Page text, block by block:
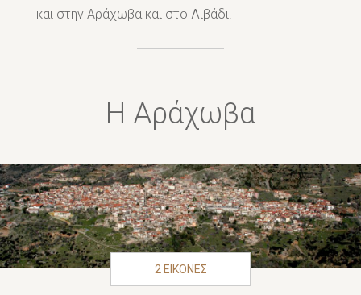
και στην Αράχωβα και στο Λιβάδι.
Η Αράχωβα
2 ΕΙΚΟΝΕΣ